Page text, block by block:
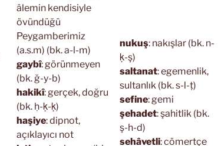
âlemin kendisiyle
övündüğü
Peygamberimiz
(a.s.m) (bk. a-l-m)
gaybî: görünmeyen
(bk. ğ-y-b)
hakikî: gerçek, doğru
(bk. ḥ-ḳ-ḳ)
haşiye: dipnot,
açıklayıcı not
nukuş: nakışlar (bk. n-
ḳ-ş)
saltanat: egemenlik,
sultanlık (bk. s-l-ṭ)
sefine: gemi
şehadet: şahitlik (bk.
ş-h-d)
sehâvetli: cömertçe